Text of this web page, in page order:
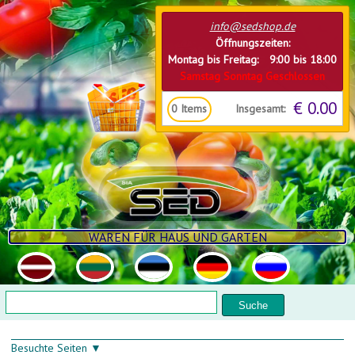
Direkt zum Inhalt
info@sedshop.de
Öffnungszeiten:
Montag bis Freitag: 9:00 bis 18:00
Samstag Sonntag Geschlossen
0 Items Insgesamt: € 0.00
WAREN FÜR HAUS UND GARTEN
Besuchte Seiten ▼